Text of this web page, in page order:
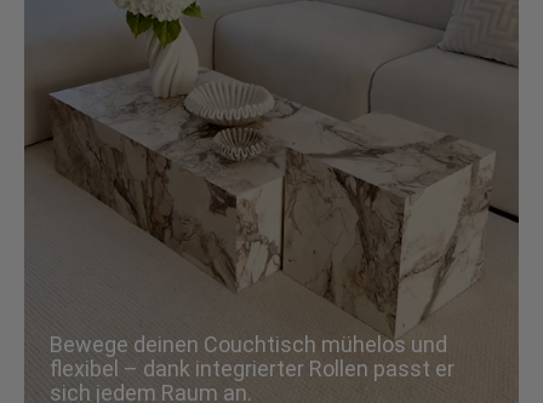
Bewege deinen Couchtisch mühelos und
flexibel – dank integrierter Rollen passt er
sich jedem Raum an.